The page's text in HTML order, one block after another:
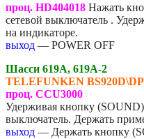
проц. HD404018 Нажать
сетевой выключатель .
на индикаторе.
выход — POWER OFF
Шасси 619A, 619A-2
TELEFUNKEN BS920D\DP
проц. CCU3000
Удерживая кнопку
выключатель. Держать
выход — Держать кнопку